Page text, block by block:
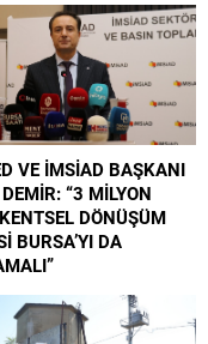
VE İMSİAD BAŞKANI
“3 MİLYON
DÖNÜŞÜM
BURSA’YI DA
ve İklim Değişikliği
ile Hazine ve Maliye